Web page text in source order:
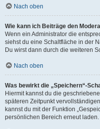
Nach oben
Wie kann ich Beiträge den
Wenn ein Administrator die
siehst du eine Schaltfläche in der
Du wirst dann durch die weiteren
Nach oben
Was bewirkt die „Speichern“-
Hiermit kannst du die
späteren Zeitpunkt
kannst du mit der Funktion
persönlichen Bereich erneut laden.